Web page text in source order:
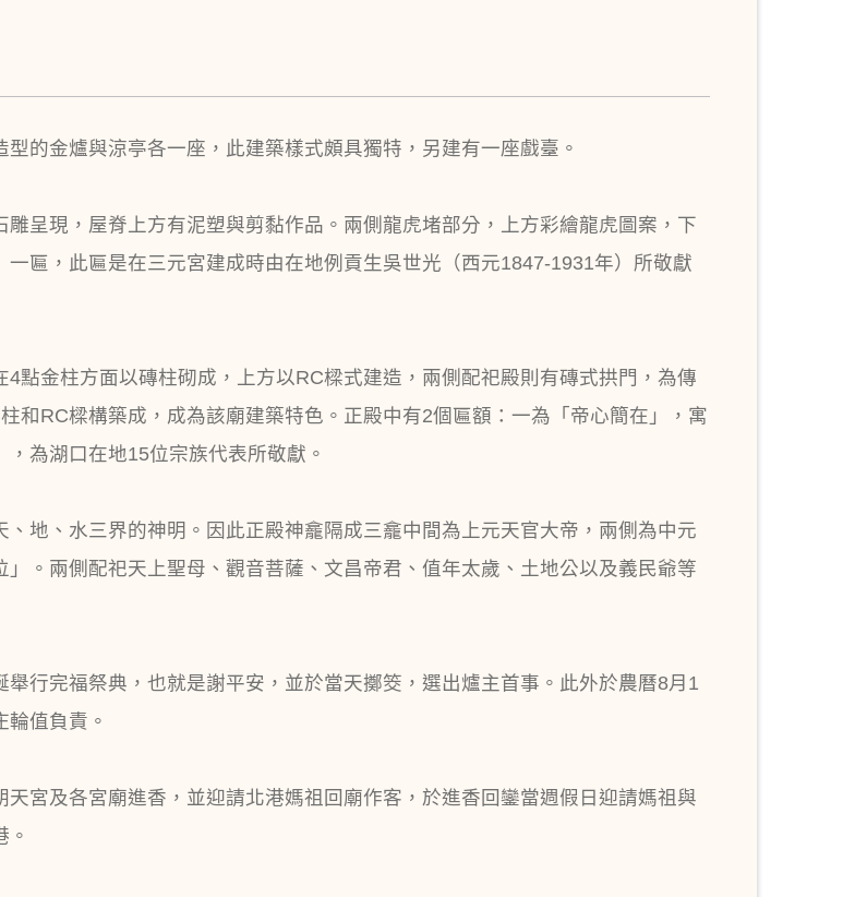
的金爐與涼亭各一座，此建築樣式頗具獨特，另建有一座戲臺。
呈現，屋脊上方有泥塑與剪黏作品。兩側龍虎堵部分，上方彩繪龍虎圖案，下
匾，此匾是在三元宮建成時由在地例貢生吳世光（西元1847-1931年）所敬獻
點金柱方面以磚柱砌成，上方以RC樑式建造，兩側配祀殿則有磚式拱門，為傳
和RC樑構築成，成為該廟建築特色。正殿中有2個匾額：一為「帝心簡在」，寓
為湖口在地15位宗族代表所敬獻。
地、水三界的神明。因此正殿神龕隔成三龕中間為上元天官大帝，兩側為中元
。兩側配祀天上聖母、觀音菩薩、文昌帝君、值年太歲、土地公以及義民爺等
行完福祭典，也就是謝平安，並於當天擲筊，選出爐主首事。此外於農曆8月1
值負責。
宮及各宮廟進香，並迎請北港媽祖回廟作客，於進香回鑾當週假日迎請媽祖與